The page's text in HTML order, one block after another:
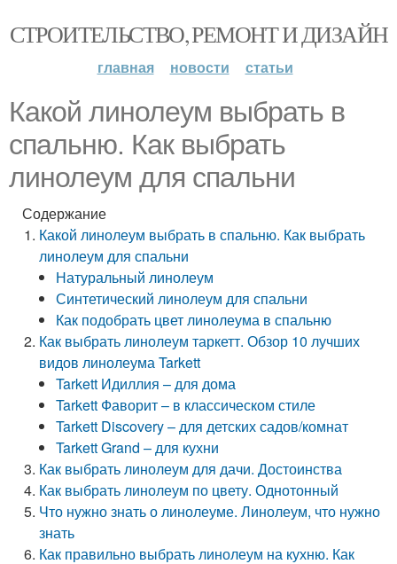
СТРОИТЕЛЬСТВО, РЕМОНТ И ДИЗАЙН
главная новости статьи
Какой линолеум выбрать в
спальню. Как выбрать
линолеум для спальни
Содержание
Какой линолеум выбрать в спальню. Как выбрать
линолеум для спальни
Натуральный линолеум
Синтетический линолеум для спальни
Как подобрать цвет линолеума в спальню
Как выбрать линолеум таркетт. Обзор 10 лучших
видов линолеума Tarkett
Tarkett Идиллия – для дома
Tarkett Фаворит – в классическом стиле
Tarkett Discovery – для детских садов/комнат
Tarkett Grand – для кухни
Как выбрать линолеум для дачи. Достоинства
Как выбрать линолеум по цвету. Однотонный
Что нужно знать о линолеуме. Линолеум, что нужно
знать
Как правильно выбрать линолеум на кухню. Как